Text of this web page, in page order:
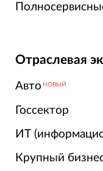
Отраслевая
Авто НОВЫЙ
Госсектор
ИТ
Крупный